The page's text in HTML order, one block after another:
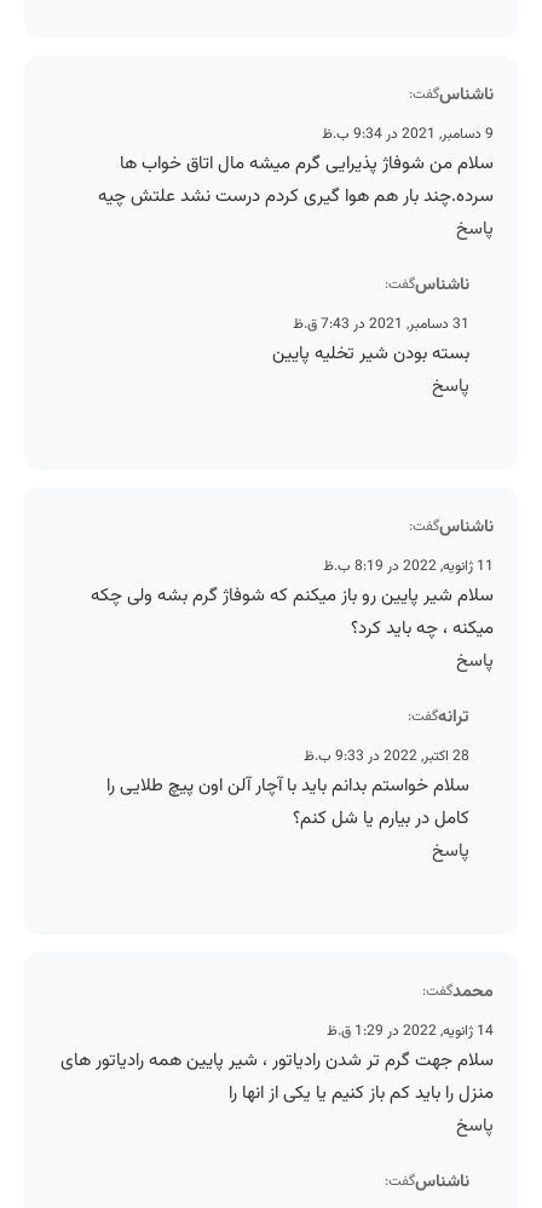
ناشناسگفت:
9 دسامبر, 2021 در 9:34 ب.ظ
سلام من شوفاژ پذیرایی گرم میشه مال اتاق خواب ها
سرده.چند بار هم هوا گیری کردم درست نشد علتش چیه
پاسخ
ناشناسگفت:
31 دسامبر, 2021 در 7:43 ق.ظ
بسته بودن شیر تخلیه پایین
پاسخ
ناشناسگفت:
11 ژانویه, 2022 در 8:19 ب.ظ
سلام شیر پایین رو باز میکنم که شوفاژ گرم بشه ولی چکه
میکنه ، چه باید کرد؟
پاسخ
ترانهگفت:
28 اکتبر, 2022 در 9:33 ب.ظ
سلام خواستم بدانم باید با آچار آلن اون پیچ طلایی را
کامل در بیارم یا شل کنم؟
پاسخ
محمدگفت:
14 ژانویه, 2022 در 1:29 ق.ظ
سلام جهت گرم تر شدن رادیاتور ، شیر پایین همه رادیاتور های
منزل را باید کم باز کنیم یا یکی از انها را
پاسخ
ناشناسگفت: